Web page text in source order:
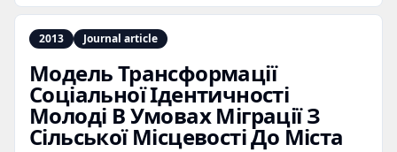
2013 Journal article
Модель Трансформації
Соціальної Ідентичності
Молоді В Умовах Міграції З
Сільської Місцевості До Міста